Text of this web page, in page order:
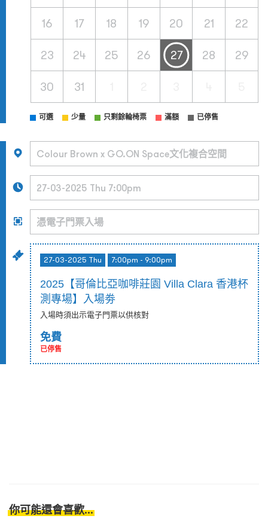
16 17 18 19 20 21 22
23 24 25 26 27 28 29
30 31
可選 少量 只剩餘輪椅票 滿額 已停售
27-03-2025 Thu 7:00pm - 9:00pm
2025【哥倫比亞咖啡莊園 Villa Clara 香港杯
測專場】入場劵
入場時須出示電子門票以供核對
免費
已停售
你可能還會喜歡...